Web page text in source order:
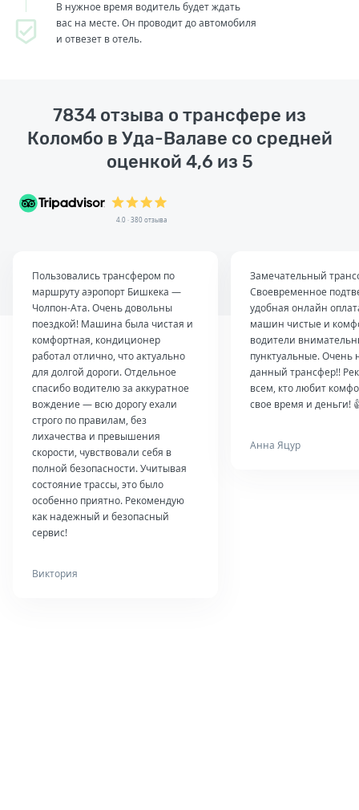
В нужное время водитель будет ждать
вас на месте. Он проводит до автомобиля
и отвезет в отель.
7834 отзыва о трансфере из
Коломбо в Уда-Валаве со средней
оценкой 4,6 из 5
4.0 · 380 отзыва
Пользовались трансфером по
маршруту аэропорт Бишкека —
Чолпон-Ата. Очень довольны
поездкой! Машина была чистая и
комфортная, кондиционер
работал отлично, что актуально
для долгой дороги. Отдельное
спасибо водителю за аккуратное
вождение — всю дорогу ехали
строго по правилам, без
лихачества и превышения
скорости, чувствовали себя в
полной безопасности. Учитывая
состояние трассы, это было
особенно приятно. Рекомендую
как надежный и безопасный
сервис!
Виктория
Замечательный
Своевременное
удобная онлайн
машин чистые и
водители
пунктуальные. Очень
данный трансфер!!
всем, кто любит
свое время и деньги!
Анна Яцур